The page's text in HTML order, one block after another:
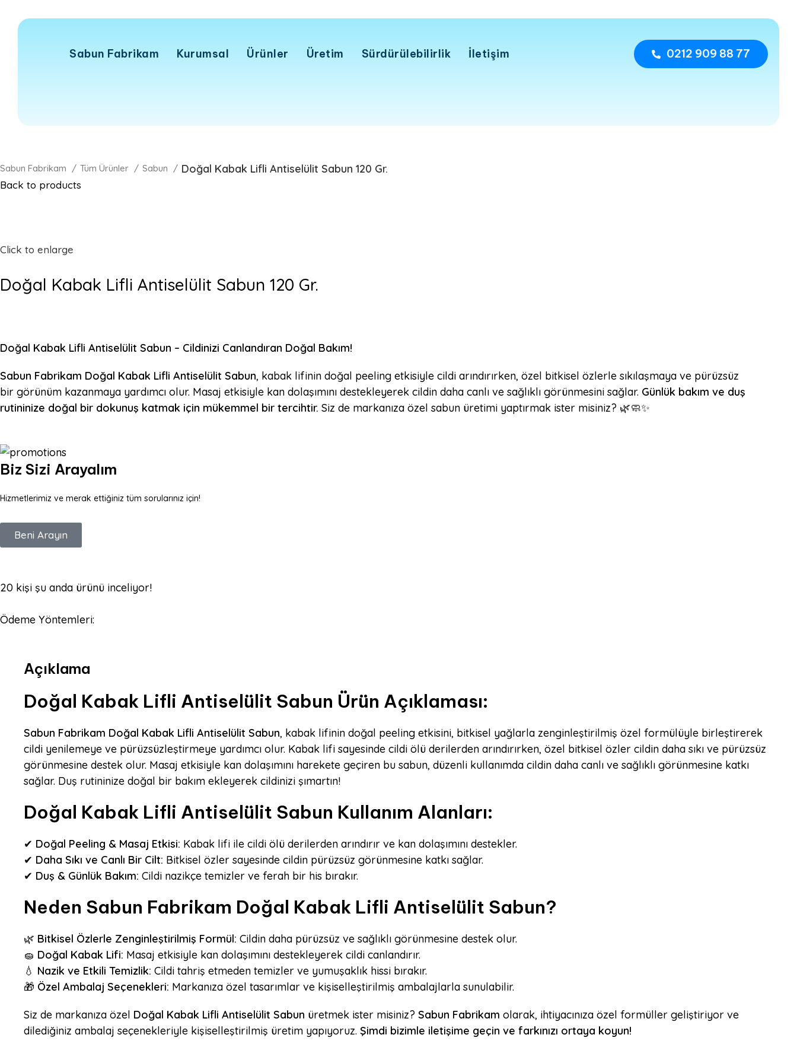
Sabun Fabrikam Kurumsal Ürünler Üretim Sürdürülebilirlik İletişim 0212 909 88 77
Sabun Fabrikam Tüm Ürünler Sabun Doğal Kabak Lifli Antiselülit Sabun 120 Gr.
Back to products
Click to enlarge
Doğal Kabak Lifli Antiselülit Sabun 120 Gr.
Doğal Kabak Lifli Antiselülit Sabun – Cildinizi Canlandıran Doğal Bakım!
Sabun Fabrikam Doğal Kabak Lifli Antiselülit Sabun, kabak lifinin doğal peeling etkisiyle cildi arındırırken, özel bitkisel özlerle sıkılaşmaya ve pürüzsüz
bir görünüm kazanmaya yardımcı olur. Masaj etkisiyle kan dolaşımını destekleyerek cildin daha canlı ve sağlıklı görünmesini sağlar. Günlük bakım ve duş
rutininize doğal bir dokunuş katmak için mükemmel bir tercihtir. Siz de markanıza özel sabun üretimi yaptırmak ister misiniz? 🌿🧼✨
Biz Sizi Arayalım
Hizmetlerimiz ve merak ettiğiniz tüm sorularınız için!
Beni Arayın
20 kişi şu anda ürünü inceliyor!
Ödeme Yöntemleri:
Açıklama
Doğal Kabak Lifli Antiselülit Sabun Ürün Açıklaması:
Sabun Fabrikam Doğal Kabak Lifli Antiselülit Sabun, kabak lifinin doğal peeling etkisini, bitkisel yağlarla zenginleştirilmiş özel formülüyle birleştirerek
cildi yenilemeye ve pürüzsüzleştirmeye yardımcı olur. Kabak lifi sayesinde cildi ölü derilerden arındırırken, özel bitkisel özler cildin daha sıkı ve pürüzsüz
görünmesine destek olur. Masaj etkisiyle kan dolaşımını harekete geçiren bu sabun, düzenli kullanımda cildin daha canlı ve sağlıklı görünmesine katkı
sağlar. Duş rutininize doğal bir bakım ekleyerek cildinizi şımartın!
Doğal Kabak Lifli Antiselülit Sabun Kullanım Alanları:
✔ Doğal Peeling & Masaj Etkisi: Kabak lifi ile cildi ölü derilerden arındırır ve kan dolaşımını destekler.
✔ Daha Sıkı ve Canlı Bir Cilt: Bitkisel özler sayesinde cildin pürüzsüz görünmesine katkı sağlar.
✔ Duş & Günlük Bakım: Cildi nazikçe temizler ve ferah bir his bırakır.
Neden Sabun Fabrikam Doğal Kabak Lifli Antiselülit Sabun?
🌿 Bitkisel Özlerle Zenginleştirilmiş Formül: Cildin daha pürüzsüz ve sağlıklı görünmesine destek olur.
🧽 Doğal Kabak Lifi: Masaj etkisiyle kan dolaşımını destekleyerek cildi canlandırır.
💧 Nazik ve Etkili Temizlik: Cildi tahriş etmeden temizler ve yumuşaklık hissi bırakır.
🎁 Özel Ambalaj Seçenekleri: Markanıza özel tasarımlar ve kişiselleştirilmiş ambalajlarla sunulabilir.
Siz de markanıza özel Doğal Kabak Lifli Antiselülit Sabun üretmek ister misiniz? Sabun Fabrikam olarak, ihtiyacınıza özel formüller geliştiriyor ve
dilediğiniz ambalaj seçenekleriyle kişiselleştirilmiş üretim yapıyoruz. Şimdi bizimle iletişime geçin ve farkınızı ortaya koyun!